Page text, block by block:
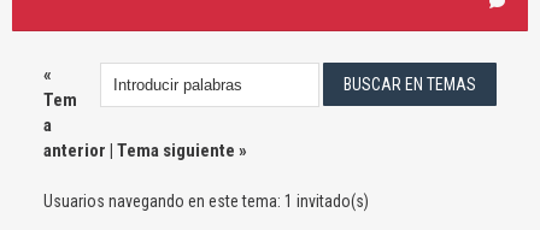
«
Tem
a
anterior | Tema siguiente »
Usuarios navegando en este tema: 1 invitado(s)